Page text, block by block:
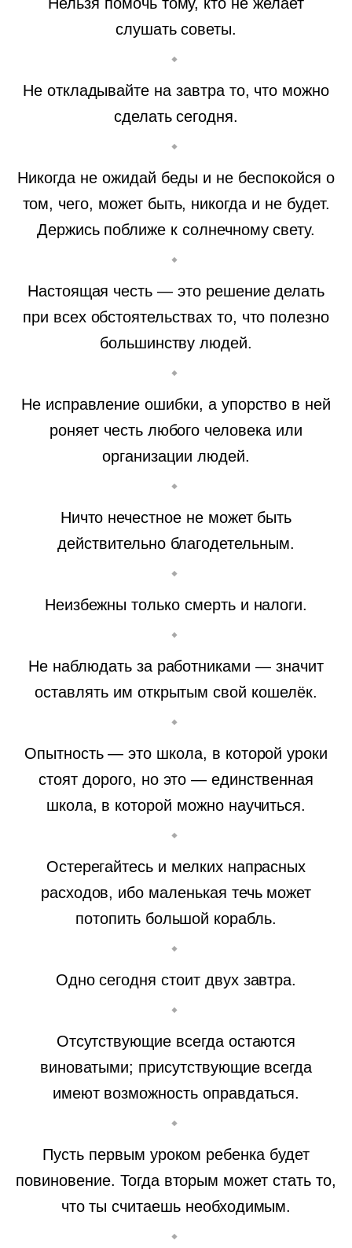
слушать советы.
Не откладывайте на завтра то, что можно
сделать сегодня.
Никогда не ожидай беды и не беспокойся о
том, чего, может быть, никогда и не будет.
Держись поближе к солнечному свету.
Настоящая честь — это решение делать
при всех обстоятельствах то, что полезно
большинству людей.
Не исправление ошибки, а упорство в ней
роняет честь любого человека или
организации людей.
Ничто нечестное не может быть
действительно благодетельным.
Неизбежны только смерть и налоги.
Не наблюдать за работниками — значит
оставлять им открытым свой кошелёк.
Опытность — это школа, в которой уроки
стоят дорого, но это — единственная
школа, в которой можно научиться.
Остерегайтесь и мелких напрасных
расходов, ибо маленькая течь может
потопить большой корабль.
Одно сегодня стоит двух завтра.
Отсутствующие всегда остаются
виноватыми; присутствующие всегда
имеют возможность оправдаться.
Пусть первым уроком ребенка будет
повиновение. Тогда вторым может стать то,
что ты считаешь необходимым.